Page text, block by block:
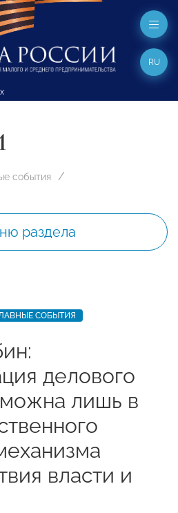
RU
события
раздела
СОБЫТИЯ
делового
лишь в
власти и